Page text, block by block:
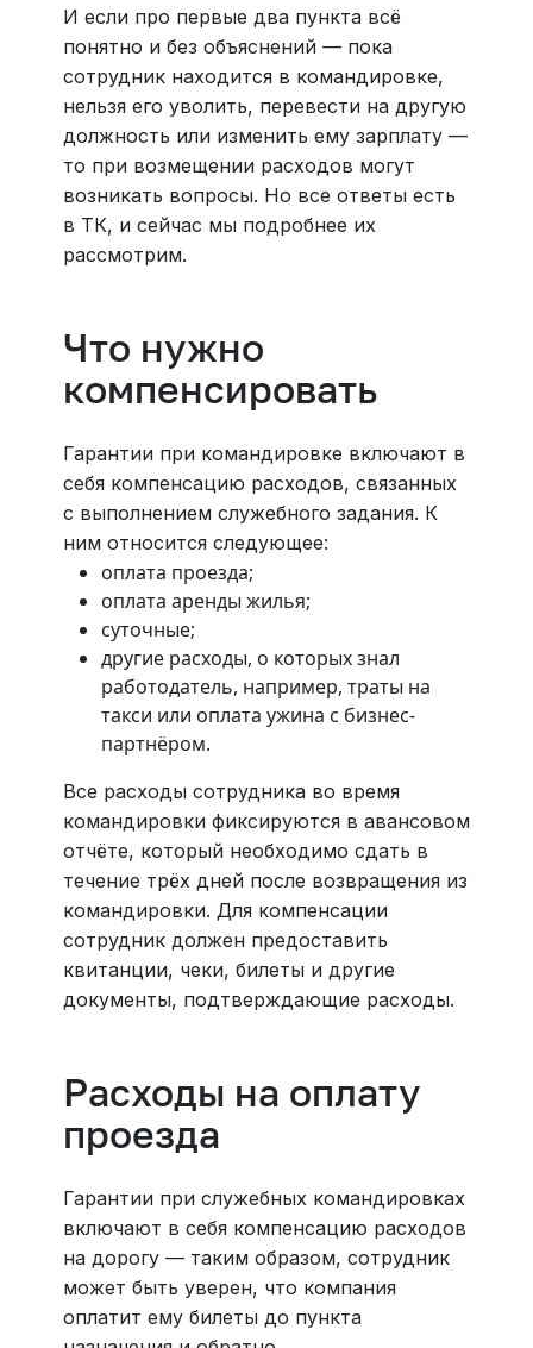
И если про первые два пункта всё
понятно и без объяснений — пока
сотрудник находится в командировке,
нельзя его уволить, перевести на другую
должность или изменить ему зарплату —
то при возмещении расходов могут
возникать вопросы. Но все ответы есть
в ТК, и сейчас мы подробнее их
рассмотрим.
Что нужно
компенсировать
Гарантии при командировке включают в
себя компенсацию расходов, связанных
с выполнением служебного задания. К
ним относится следующее:
оплата проезда;
оплата аренды жилья;
суточные;
другие расходы, о которых знал
работодатель, например, траты на
такси или оплата ужина с бизнес-
партнёром.
Все расходы сотрудника во время
командировки фиксируются в авансовом
отчёте, который необходимо сдать в
течение трёх дней после возвращения из
командировки. Для компенсации
сотрудник должен предоставить
квитанции, чеки, билеты и другие
документы, подтверждающие расходы.
Расходы на оплату
проезда
Гарантии при служебных командировках
включают в себя компенсацию расходов
на дорогу — таким образом, сотрудник
может быть уверен, что компания
оплатит ему билеты до пункта